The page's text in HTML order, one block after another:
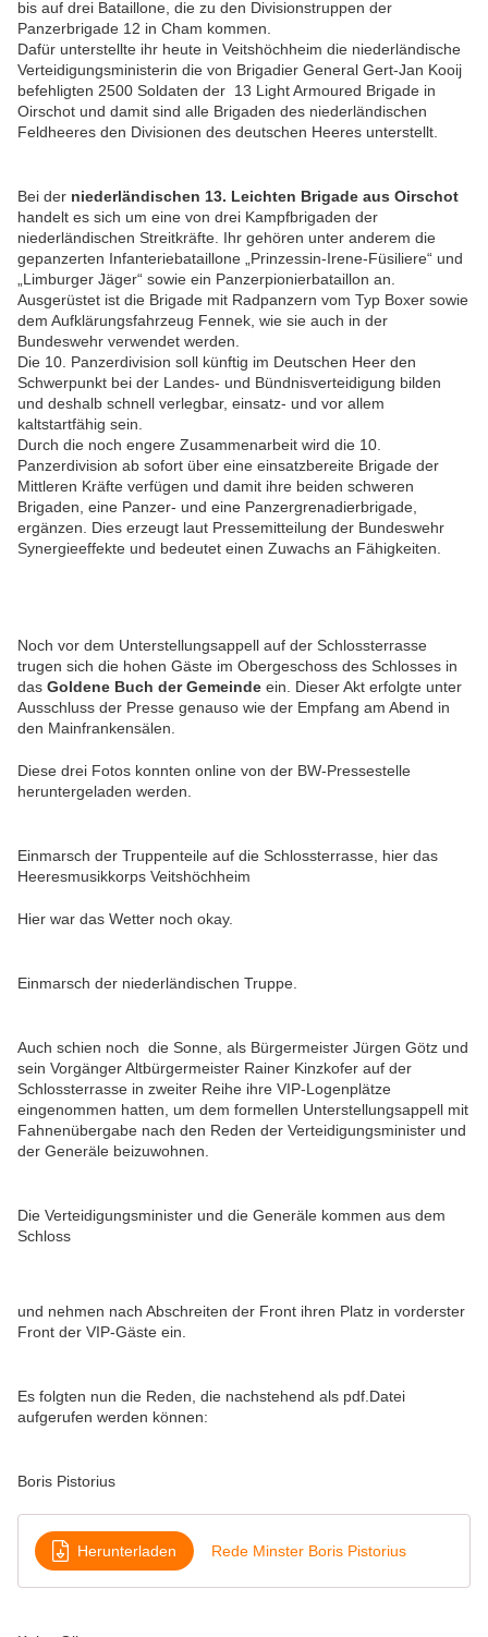
bis auf drei Bataillone, die zu den Divisionstruppen der
Panzerbrigade 12 in Cham kommen.
Dafür unterstellte ihr heute in Veitshöchheim die niederländische
Verteidigungsministerin die von Brigadier General Gert-Jan Kooij
befehligten 2500 Soldaten der 13 Light Armoured Brigade in
Oirschot und damit sind alle Brigaden des niederländischen
Feldheeres den Divisionen des deutschen Heeres unterstellt.
Bei der niederländischen 13. Leichten Brigade aus Oirschot
handelt es sich um eine von drei Kampfbrigaden der
niederländischen Streitkräfte. Ihr gehören unter anderem die
gepanzerten Infanteriebataillone „Prinzessin-Irene-Füsiliere“ und
„Limburger Jäger“ sowie ein Panzerpionierbataillon an.
Ausgerüstet ist die Brigade mit Radpanzern vom Typ Boxer sowie
dem Aufklärungsfahrzeug Fennek, wie sie auch in der
Bundeswehr verwendet werden.
Die 10. Panzerdivision soll künftig im Deutschen Heer den
Schwerpunkt bei der Landes- und Bündnisverteidigung bilden
und deshalb schnell verlegbar, einsatz- und vor allem
kaltstartfähig sein.
Durch die noch engere Zusammenarbeit wird die 10.
Panzerdivision ab sofort über eine einsatzbereite Brigade der
Mittleren Kräfte verfügen und damit ihre beiden schweren
Brigaden, eine Panzer- und eine Panzergrenadierbrigade,
ergänzen. Dies erzeugt laut Pressemitteilung der Bundeswehr
Synergieeffekte und bedeutet einen Zuwachs an Fähigkeiten.
Noch vor dem Unterstellungsappell auf der Schlossterrasse
trugen sich die hohen Gäste im Obergeschoss des Schlosses in
das Goldene Buch der Gemeinde ein. Dieser Akt erfolgte unter
Ausschluss der Presse genauso wie der Empfang am Abend in
den Mainfrankensälen.
Diese drei Fotos konnten online von der BW-Pressestelle
heruntergeladen werden.
Einmarsch der Truppenteile auf die Schlossterrasse, hier das
Heeresmusikkorps Veitshöchheim
Hier war das Wetter noch okay.
Einmarsch der niederländischen Truppe.
Auch schien noch die Sonne, als Bürgermeister Jürgen Götz und
sein Vorgänger Altbürgermeister Rainer Kinzkofer auf der
Schlossterrasse in zweiter Reihe ihre VIP-Logenplätze
eingenommen hatten, um dem formellen Unterstellungsappell mit
Fahnenübergabe nach den Reden der Verteidigungsminister und
der Generäle beizuwohnen.
Die Verteidigungsminister und die Generäle kommen aus dem
Schloss
und nehmen nach Abschreiten der Front ihren Platz in vorderster
Front der VIP-Gäste ein.
Es folgten nun die Reden, die nachstehend als pdf.Datei
aufgerufen werden können:
Boris Pistorius
Herunterladen Rede Minster Boris Pistorius